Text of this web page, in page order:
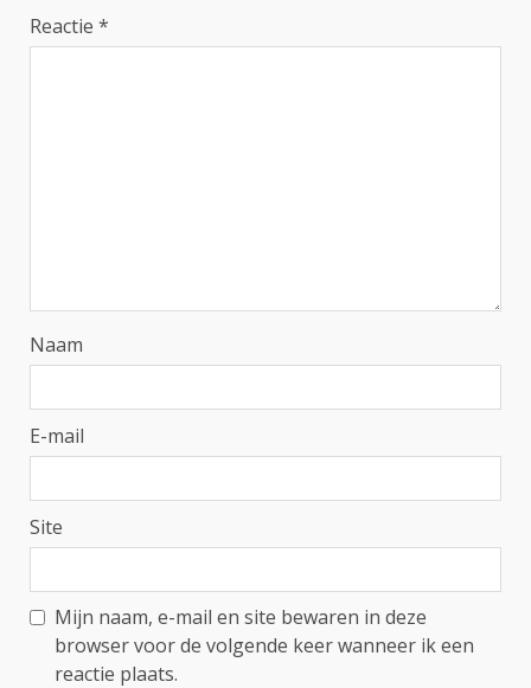
Reactie *
Naam
E-mail
Site
Mijn naam, e-mail en site bewaren in deze
browser voor de volgende keer wanneer ik een
reactie plaats.